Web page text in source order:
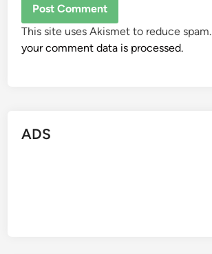
This site uses Akismet to reduce spam.
your comment data is processed.
ADS